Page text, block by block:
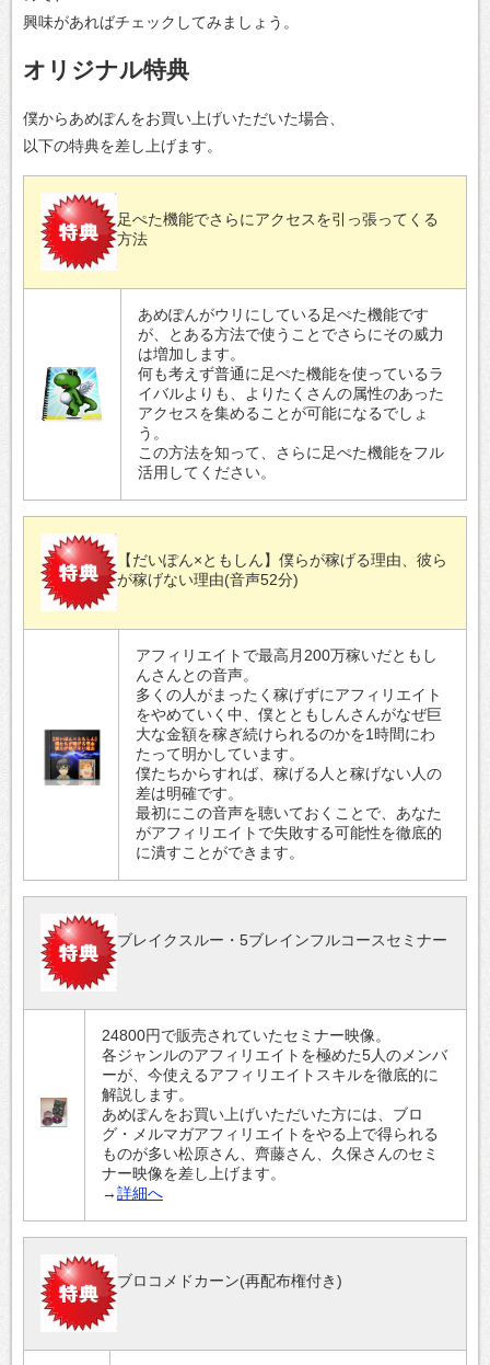
興味があればチェックしてみましょう。
オリジナル特典
僕からあめぽんをお買い上げいただいた場合、
以下の特典を差し上げます。
足ぺた機能でさらにアクセスを引っ張ってくる
方法
あめぽんがウリにしている足ぺた機能です
が、とある方法で使うことでさらにその威力
は増加します。
何も考えず普通に足ぺた機能を使っているラ
イバルよりも、よりたくさんの属性のあった
アクセスを集めることが可能になるでしょ
う。
この方法を知って、さらに足ぺた機能をフル
活用してください。
【だいぽん×ともしん】僕らが稼げる理由、彼ら
が稼げない理由(音声52分)
アフィリエイトで最高月200万稼いだともし
んさんとの音声。
多くの人がまったく稼げずにアフィリエイト
をやめていく中、僕とともしんさんがなぜ巨
大な金額を稼ぎ続けられるのかを1時間にわ
たって明かしています。
僕たちからすれば、稼げる人と稼げない人の
差は明確です。
最初にこの音声を聴いておくことで、あなた
がアフィリエイトで失敗する可能性を徹底的
に潰すことができます。
ブレイクスルー・5ブレインフルコースセミナー
24800円で販売されていたセミナー映像。
各ジャンルのアフィリエイトを極めた5人のメンバ
ーが、今使えるアフィリエイトスキルを徹底的に
解説します。
あめぽんをお買い上げいただいた方には、ブロ
グ・メルマガアフィリエイトをやる上で得られる
ものが多い松原さん、齊藤さん、久保さんのセミ
ナー映像を差し上げます。
→詳細へ
ブロコメドカーン(再配布権付き)